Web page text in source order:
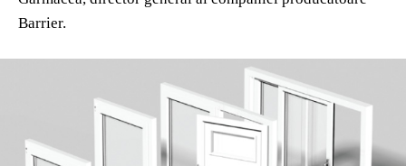
Barrier.